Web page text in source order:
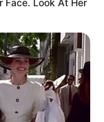
Face. Look At Her